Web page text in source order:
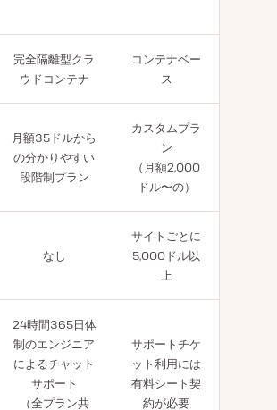
完全隔離型クラ
ウドコンテナ
コンテナベー
ス
月額35ドルから
の分かりやすい
段階制プラン
カスタムプラ
ン
（月額2,000
ドル〜の）
なし
サイトごとに
5,000ドル以
上
24時間365日体
制のエンジニア
によるチャット
サポート
（全プラン共
サポートチケ
ット利用には
有料シート契
約が必要